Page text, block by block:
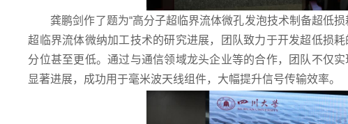
龚鹏剑作了题为“高分子超临界流体微孔发泡技术制备超低
超临界流体微纳加工技术的研究进展，团队致力于开发超低损
分位甚至更低。通过与通信领域龙头企业等的合作，团队不仅
显著进展，成功用于毫米波天线组件，大幅提升信号传输效率。